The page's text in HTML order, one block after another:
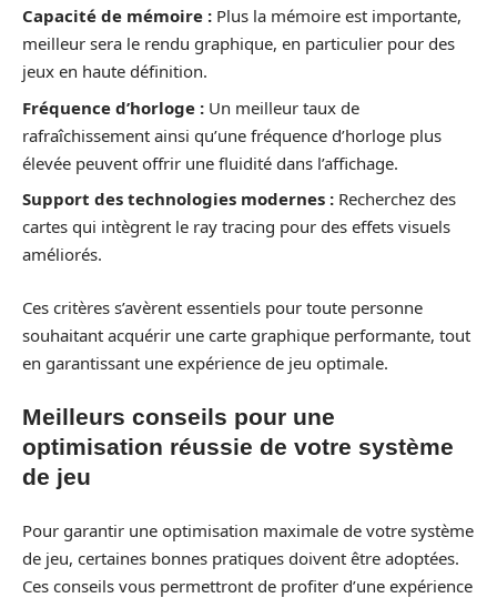
Capacité de mémoire : Plus la mémoire est importante,
meilleur sera le rendu graphique, en particulier pour des
jeux en haute définition.
Fréquence d’horloge : Un meilleur taux de
rafraîchissement ainsi qu’une fréquence d’horloge plus
élevée peuvent offrir une fluidité dans l’affichage.
Support des technologies modernes : Recherchez des
cartes qui intègrent le ray tracing pour des effets visuels
améliorés.
Ces critères s’avèrent essentiels pour toute personne
souhaitant acquérir une carte graphique performante, tout
en garantissant une expérience de jeu optimale.
Meilleurs conseils pour une
optimisation réussie de votre système
de jeu
Pour garantir une optimisation maximale de votre système
de jeu, certaines bonnes pratiques doivent être adoptées.
Ces conseils vous permettront de profiter d’une expérience